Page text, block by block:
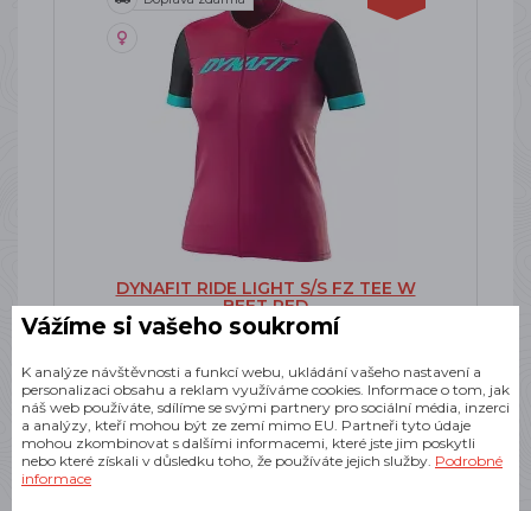
DYNAFIT RIDE LIGHT S/S FZ TEE W
BEET RED
Dámský cyklistický dres
1 798 Kč
Vážíme si vašeho soukromí
K analýze návštěvnosti a funkcí webu, ukládání vašeho nastavení a
personalizaci obsahu a reklam využíváme cookies. Informace o tom, jak
náš web používáte, sdílíme se svými partnery pro sociální média, inzerci
a analýzy, kteří mohou být ze zemí mimo EU. Partneři tyto údaje
mohou zkombinovat s dalšími informacemi, které jste jim poskytli
nebo které získali v důsledku toho, že používáte jejich služby. Podrobné
informace